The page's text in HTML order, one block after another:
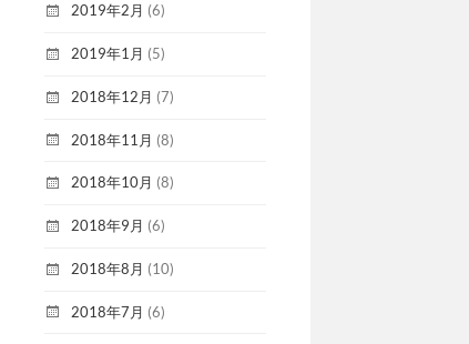
2019年2月 (6)
2019年1月 (5)
2018年12月 (7)
2018年11月 (8)
2018年10月 (8)
2018年9月 (6)
2018年8月 (10)
2018年7月 (6)